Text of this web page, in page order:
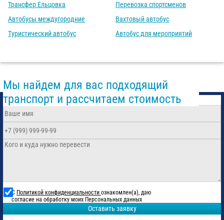
Трансфер Ельцовка
Автобусы междугородние
Туристический автобус
Перевозка спортсменов
Вахтовый автобус
Автобус для мероприятий
Мы найдем для вас подходящий
транспорт и рассчитаем стоимость
С Политикой конфиденциальности ознакомлен(а), даю
согласие на обработку моих Персональных данных
Оставить заявку